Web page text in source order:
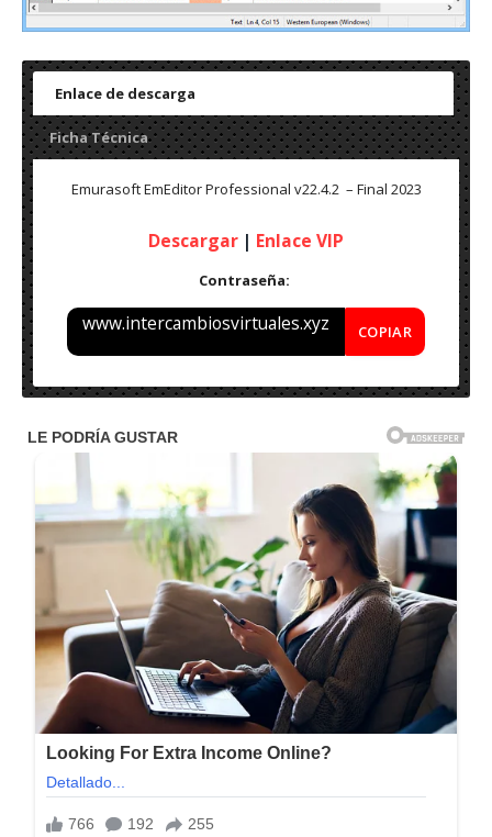
Enlace de descarga
Ficha Técnica
Emurasoft EmEditor Professional v22.4.2 – Final 2023
Descargar | Enlace VIP
Contraseña:
www.intercambiosvirtuales.xyz COPIAR
Nombre: Emurasoft EmEditor Professional v22.4.2 – Final
Idioma: Multilenguaje (Español)
Activación: Incluido.
Sistema Operativo: Windows